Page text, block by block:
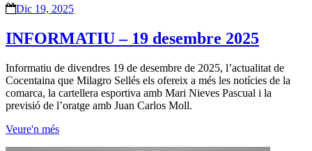
Dic 19, 2025
INFORMATIU – 19 desembre 2025
Informatiu de divendres 19 de desembre de 2025, l’actualitat de
Cocentaina que Milagro Sellés els ofereix a més les notícies de la
comarca, la cartellera esportiva amb Mari Nieves Pascual i la
previsió de l’oratge amb Juan Carlos Moll.
Veure'n més